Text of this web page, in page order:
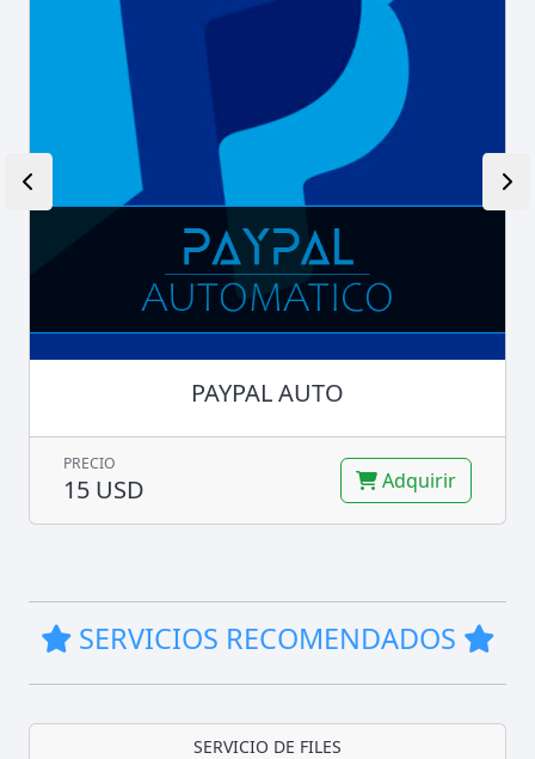
PAYPAL AUTO
PRECIO
15 USD Adquirir
SERVICIOS RECOMENDADOS
SERVICIO DE FILES